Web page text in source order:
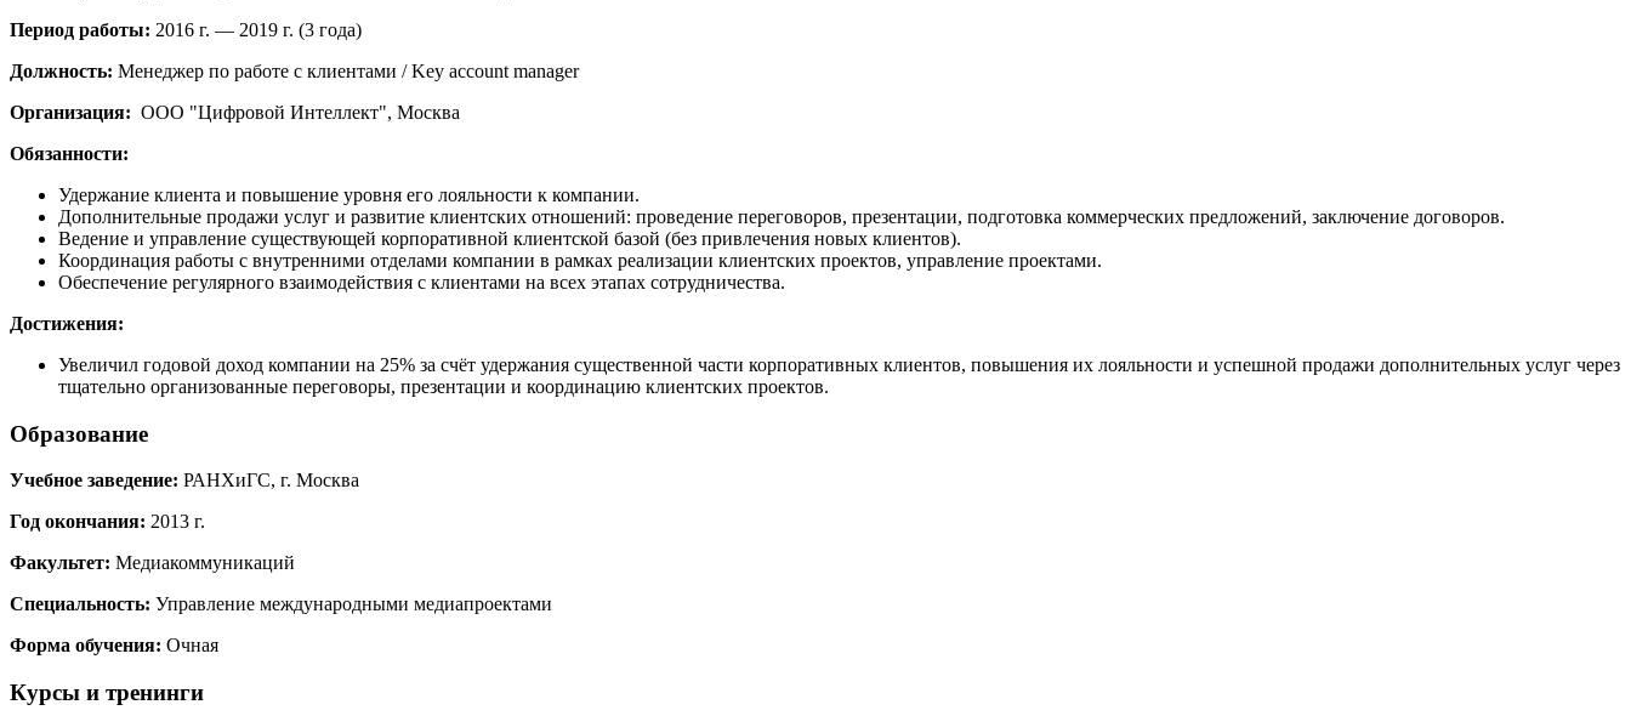
Период работы: 2016 г. — 2019 г. (3 года)
Должность: Менеджер по работе с клиентами / Key account manager
Организация: ООО "Цифровой Интеллект", Москва
Обязанности:
Удержание клиента и повышение уровня его лояльности к компании.
Дополнительные продажи услуг и развитие клиентских отношений: проведение переговоров, презентации, подготовка коммерческих предложений, заключение договоров.
Ведение и управление существующей корпоративной клиентской базой (без привлечения новых клиентов).
Координация работы с внутренними отделами компании в рамках реализации клиентских проектов, управление проектами.
Обеспечение регулярного взаимодействия с клиентами на всех этапах сотрудничества.
Достижения:
Увеличил годовой доход компании на 25% за счёт удержания существенной части корпоративных клиентов, повышения их лояльности и успешной продажи дополнительных услуг через
тщательно организованные переговоры, презентации и координацию клиентских проектов.
Образование
Учебное заведение: РАНХиГС, г. Москва
Год окончания: 2013 г.
Факультет: Медиакоммуникаций
Специальность: Управление международными медиапроектами
Форма обучения: Очная
Курсы и тренинги